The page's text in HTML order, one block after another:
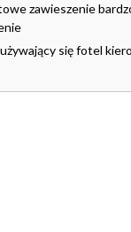
zawieszenie
się fotel